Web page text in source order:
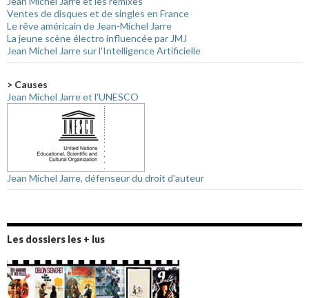
Ventes de disques et de singles en France
Le rêve américain de Jean-Michel Jarre
La jeune scène électro influencée par JMJ
Jean Michel Jarre sur l'Intelligence Artificielle
> Causes
Jean Michel Jarre et l'UNESCO
Jean Michel Jarre, défenseur du droit d'auteur
Les dossiers les + lus